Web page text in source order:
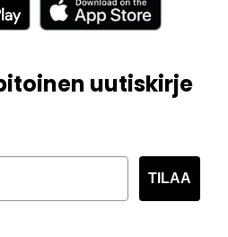
uutiskirje
TILAA